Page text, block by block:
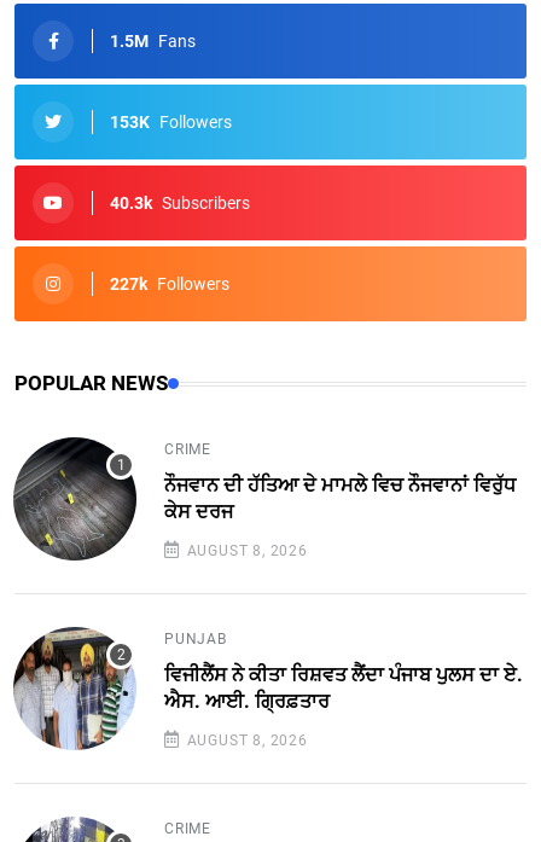
1.5M Fans
153K Followers
40.3k Subscribers
227k Followers
POPULAR NEWS
CRIME
ਨੌਜਵਾਨ ਦੀ ਹੱਤਿਆ ਦੇ ਮਾਮਲੇ ਵਿਚ ਨੌਜਵਾਨਾਂ ਵਿਰੁੱਧ
ਕੇਸ ਦਰਜ
AUGUST 8, 2026
PUNJAB
ਵਿਜੀਲੈਂਸ ਨੇ ਕੀਤਾ ਰਿਸ਼ਵਤ ਲੈਂਦਾ ਪੰਜਾਬ ਪੁਲਸ ਦਾ ਏ.
ਐਸ. ਆਈ. ਗ੍ਰਿਫ਼ਤਾਰ
AUGUST 8, 2026
CRIME